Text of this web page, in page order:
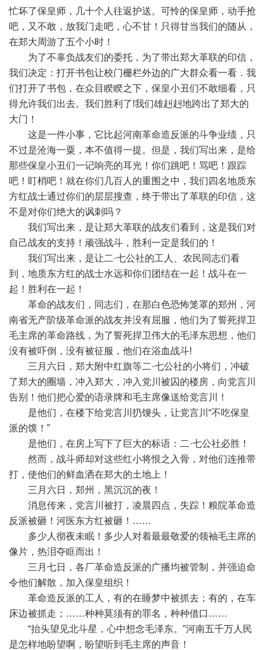
忙坏了保皇师，几十个人往返护送。可怜的保皇师，动手抢
吧，又不敢，放我门走吧，心不甘！只得甘当我们的随从，
在郑大周游了五个小时！
为了不辜负战友们的委托，为了带出郑大革联的印信，
我们决定：打开书包让校门栅栏外边的广大群众看一看．我
们打开了书包，在众目睽睽之下，保皇小丑们不敢细看，只
得允许我们出去。我们胜利了!我们雄赳赳地跨出了郑大的
大门！
这是一件小事，它比起河南革命造反派的斗争业绩，只
不过是沧海一粟，本不值得一提。但是，我们写出来，是给
那些保皇小丑们一记响亮的耳光！你们跳吧！骂吧！跟踪
吧！盯梢吧！就在你们几百人的重围之中，我们四名地质东
方红战士通过你们的层层搜查，终于带出了革联的印信，这
不是对你们绝大的讽刺吗？
我们写出来，是让郑大革联的战友们看到，这是我们对
自己战友的支持！顽强战斗，胜利一定是我们的！
我们写出来，是让二·七公社的工人、农民同志们看
到，地质东方红的战士水远和你们团结在一起！战斗在一
起！胜利在一起！
革命的战友们，同志们，在那白色恐怖笼罩的郑州，河
南省无产阶级革命派的战友并没有屈服，他们为了誓死捍卫
毛主席的革命路线，为了誓死捍卫伟大的毛泽东思想，他们
没有被吓倒，没有被征服，他们在浴血战斗!
三月六日，郑大附中红旗等二·七公社的小将们，冲破
了郑大的圈墙，冲入郑大，冲入党川被囚的楼房，向党言川
告别！他们把心爱的语录牌和毛主席像送给党言川！
是他们，在楼下给党言川扔馒头，让党言川“不吃保皇
派的馍！”
是他们，在房上写下了巨大的标语：二·七公社必胜！
然而，战斗师却对这些红小将恨之入骨，对他们连推带
打，使他们的鲜血洒在郑大的土地上！
三月六日，郑州，黑沉沉的夜！
消息传来，党言川被打，凌晨四点，失踪！粮院革命造
反派被砸！河医东方红被砸！……
多少人彻夜未眠！多少人对着最最敬爱的领袖毛主席的
像片，热泪夺眶而出！
三月七日，各厂革命造反派的广播均被管制，并强迫命
令他们解散，加入保皇组织！
革命造反派的工人，有的在睡梦中被抓去；有的，在车
床边被抓走；……种种莫须有的罪名，种种借口……
“抬头望见北斗星，心中想念毛泽东。”河南五千万人民
是怎样地盼望啊，盼望听到毛主席的声音！